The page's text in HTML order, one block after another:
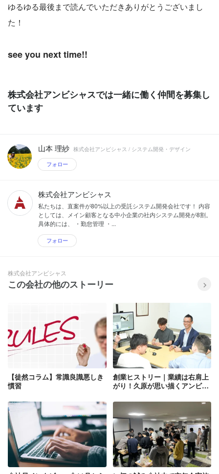
ゆるゆる最後まで読んでいただきありがとうございまし
た！
see you next time!!
株式会社アンビシャスでは一緒に働く仲間を募集し
ています
山本 理紗 株式会社アンビシャス / システム開発・デザイン
フォロー
株式会社アンビシャス
私たちは、直案件が80%以上の受託システム開発会社です！ 内容
としては、メイン顧客となる中小企業の社内システム開発が8割。
具体的には、 ・勤怠管理 ・...
フォロー
株式会社アンビシャス
この会社の他のストーリー
【徒然コラム】常識良識悪しき
慣習
創業ヒストリー｜業績は右肩上
がり！久原が思い描くアンビシ